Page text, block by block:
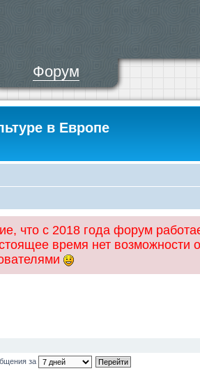
Форум
в Европе
что с 2018 года форум
время нет возможности
за